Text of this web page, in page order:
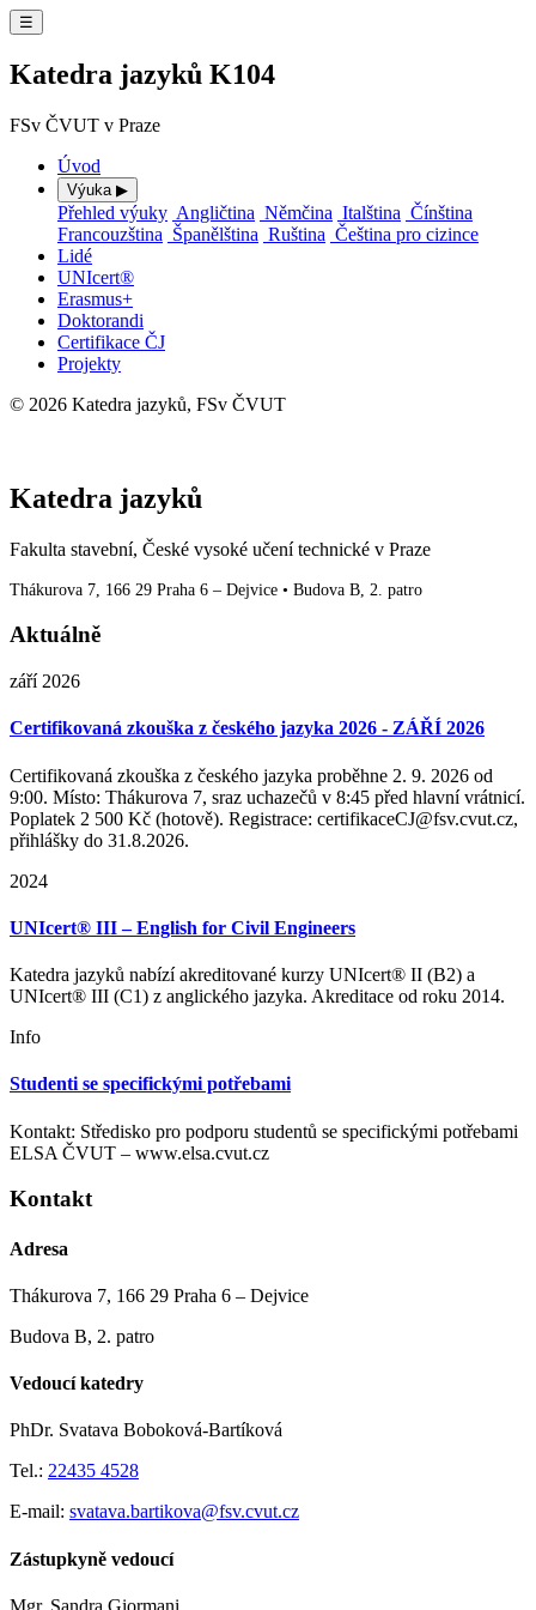
☰
Katedra jazyků K104
FSv ČVUT v Praze
Úvod
Výuka ▶
Přehled výuky Angličtina Němčina Italština Čínština
Francouzština Španělština Ruština Čeština pro cizince
Lidé
UNIcert®
Erasmus+
Doktorandi
Certifikace ČJ
Projekty
© 2026 Katedra jazyků, FSv ČVUT
Katedra jazyků
Fakulta stavební, České vysoké učení technické v Praze
Thákurova 7, 166 29 Praha 6 – Dejvice • Budova B, 2. patro
Aktuálně
září 2026
Certifikovaná zkouška z českého jazyka 2026 - ZÁŘÍ 2026
Certifikovaná zkouška z českého jazyka proběhne 2. 9. 2026 od
9:00. Místo: Thákurova 7, sraz uchazečů v 8:45 před hlavní vrátnicí.
Poplatek 2 500 Kč (hotově). Registrace: certifikaceCJ@fsv.cvut.cz,
přihlášky do 31.8.2026.
2024
UNIcert® III – English for Civil Engineers
Katedra jazyků nabízí akreditované kurzy UNIcert® II (B2) a
UNIcert® III (C1) z anglického jazyka. Akreditace od roku 2014.
Info
Studenti se specifickými potřebami
Kontakt: Středisko pro podporu studentů se specifickými potřebami
ELSA ČVUT – www.elsa.cvut.cz
Kontakt
Adresa
Thákurova 7, 166 29 Praha 6 – Dejvice
Budova B, 2. patro
Vedoucí katedry
PhDr. Svatava Boboková-Bartíková
Tel.: 22435 4528
E-mail: svatava.bartikova@fsv.cvut.cz
Zástupkyně vedoucí
Mgr. Sandra Giormani